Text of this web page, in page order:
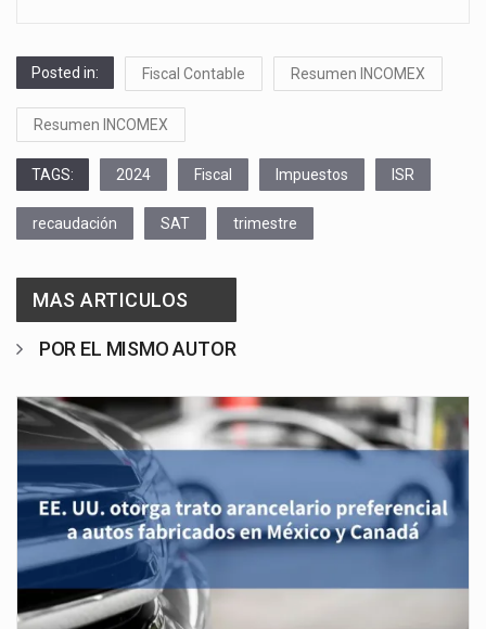
Posted in: Fiscal Contable Resumen INCOMEX
Resumen INCOMEX
TAGS: 2024 Fiscal Impuestos ISR
recaudación SAT trimestre
MAS ARTICULOS
POR EL MISMO AUTOR